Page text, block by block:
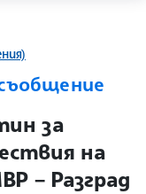
за
на
– Разград